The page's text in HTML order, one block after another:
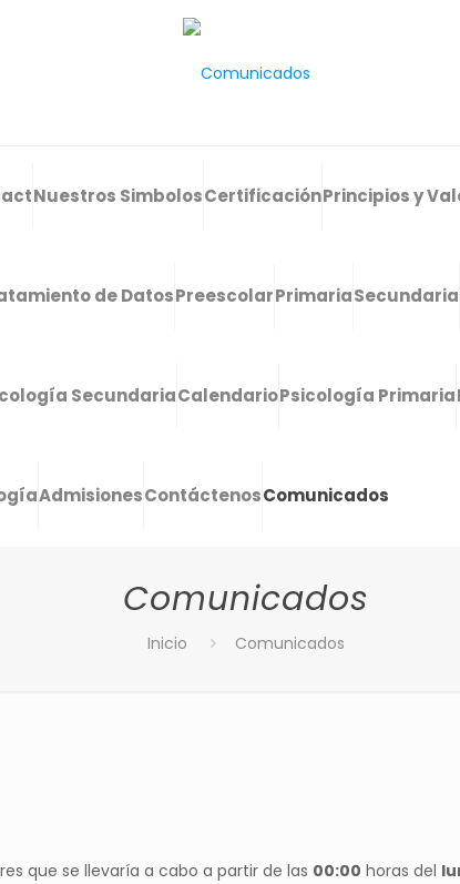
Nuestros SimbolosCertificaciónPrincipios y
de DatosPreescolarPrimariaSecundaria
SecundariaCalendarioPsicología Primaria
AdmisionesContáctenosComunicados
Comunicados
Inicio Comunicados
que se llevaría a cabo a partir de las 00:00 horas del